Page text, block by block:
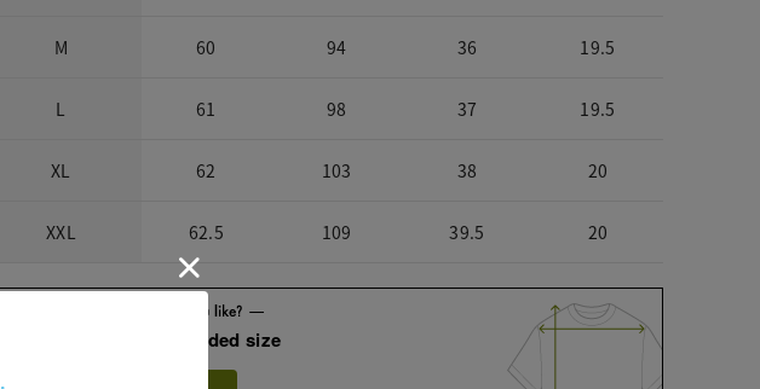
M 60 94 36 19.5
L 61 98 37 19.5
XL 62 103 38 20
XXL 62.5 109 39.5 20
Check the recommended size